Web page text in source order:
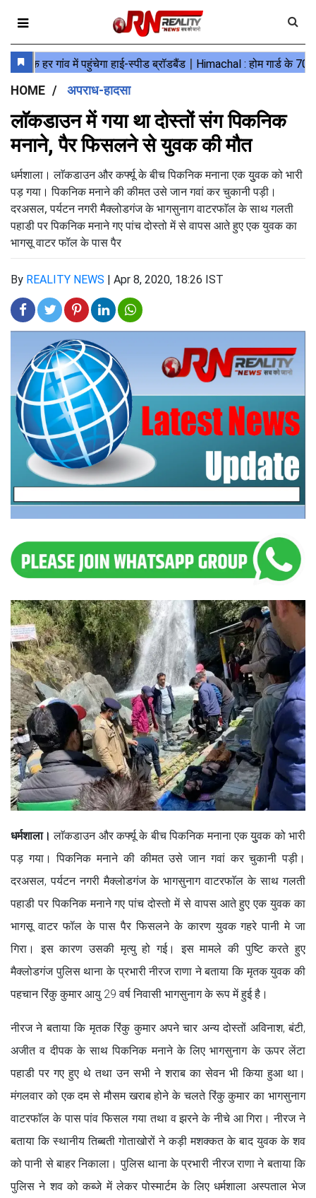
HOME अपराध-हादसा
लाॅकडाउन में गया था दोस्तों संग पिकनिक
मनाने, पैर फिसलने से युवक की मौत
धर्मशाला। लाॅकडाउन और कर्फ्यू के बीच पिकनिक मनाना एक युुवक को भारी
पड़ गया। पिकनिक मनाने की कीमत उसे जान गवां कर चुकानी पड़ी।
दरअसल, पर्यटन नगरी मैक्लोडगंज के भागसुनाग वाटरफाॅल के साथ गलती
पहाडी पर पिकनिक मनाने गए पांच दोस्तो में से वापस आते हुए एक युवक का
भागसू वाटर फॉल के पास पैर
By REALITY NEWS | Apr 8, 2020, 18:26 IST
धर्मशाला। लाॅकडाउन और कर्फ्यू के बीच पिकनिक मनाना एक युुवक को भारी
पड़ गया। पिकनिक मनाने की कीमत उसे जान गवां कर चुकानी पड़ी।
दरअसल, पर्यटन नगरी मैक्लोडगंज के भागसुनाग वाटरफाॅल के साथ गलती
पहाडी पर पिकनिक मनाने गए पांच दोस्तो में से वापस आते हुए एक युवक का
भागसू वाटर फॉल के पास पैर फिसलने के कारण युवक गहरे पानी मे जा
गिरा। इस कारण उसकी मृत्यु हो गई। इस मामले की पुष्टि करते हुए
मैक्लोडगंज पुलिस थाना के प्रभारी नीरज राणा ने बताया कि मृतक युवक की
पहचान रिंकु कुमार आयु 29 वर्ष निवासी भागसुनाग के रूप में हुई है।
नीरज ने बताया कि मृतक रिंकु कुमार अपने चार अन्य दोस्तों अविनाश, बंटी,
अजीत व दीपक के साथ पिकनिक मनाने के लिए भागसुनाग के ऊपर लेंटा
पहाडी पर गए हुए थे तथा उन सभी ने शराब का सेवन भी किया हुआ था।
मंगलवार को एक दम से मौसम खराब होने के चलते रिंकु कुमार का भागसुनाग
वाटरफाॅल के पास पांव फिसल गया तथा व झरने के नीचे आ गिरा। नीरज ने
बताया कि स्थानीय तिब्बती गोताखोरों ने कड़ी मशक्कत के बाद युवक के शव
को पानी से बाहर निकाला। पुलिस थाना के प्रभारी नीरज राणा ने बताया कि
पुलिस ने शव को कब्जे में लेकर पोस्मार्टम के लिए धर्मशाला अस्पताल भेज